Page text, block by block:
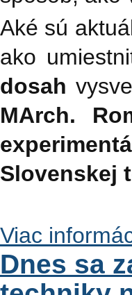
Aké sú
ako
dosah
MArch.
Slovenskej
Viac
Dnes sa